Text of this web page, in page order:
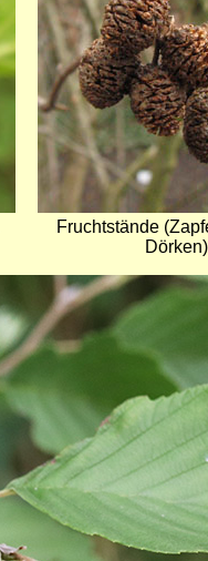
Fruchtstände
Dörken)